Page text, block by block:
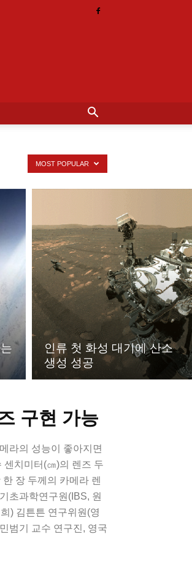
MOST POPULAR
인류 첫 화성 대기에 산소
생성 성공
구현 가능
라의 성능이 좋아지면
센치미터(㎝)의 렌즈 두
장 두께의 카메라 렌
초과학연구원(IBS, 원
) 김튼튼 연구위원(영
범기 교수 연구진, 영국